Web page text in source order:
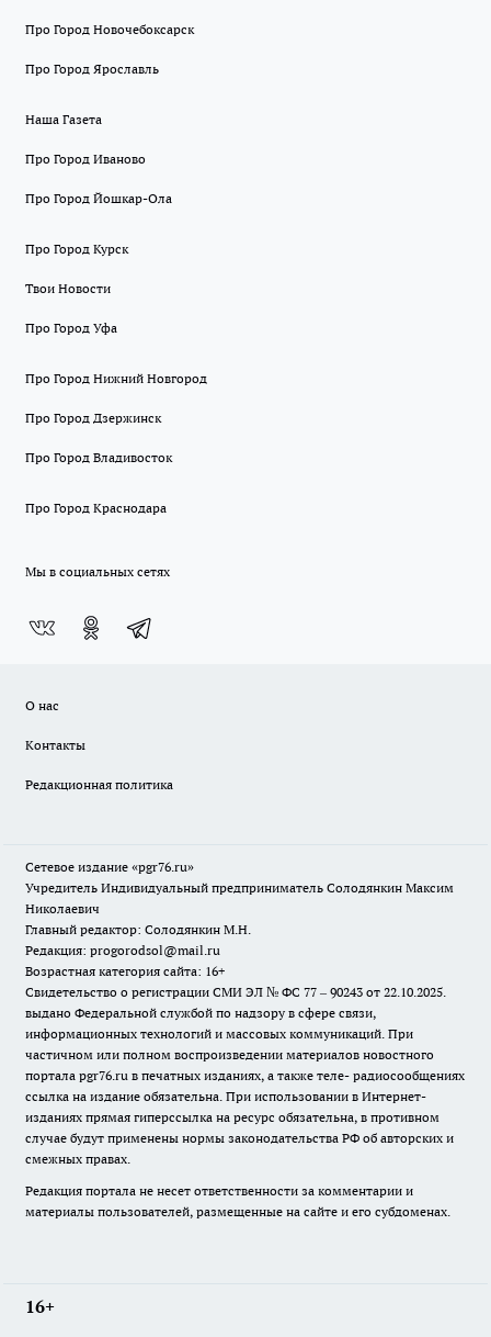
Про Город Новочебоксарск
Про Город Ярославль
Наша Газета
Про Город Иваново
Про Город Йошкар-Ола
Про Город Курск
Твои Новости
Про Город Уфа
Про Город Нижний Новгород
Про Город Дзержинск
Про Город Владивосток
Про Город Краснодара
Мы в социальных сетях
О нас
Контакты
Редакционная политика
Сетевое издание «pgr76.ru»
Учредитель Индивидуальный предприниматель Солодянкин Максим
Николаевич
Главный редактор: Солодянкин М.Н.
Редакция: progorodsol@mail.ru
Возрастная категория сайта: 16+
Свидетельство о регистрации СМИ ЭЛ № ФС 77 – 90243 от 22.10.2025.
выдано Федеральной службой по надзору в сфере связи,
информационных технологий и массовых коммуникаций. При
частичном или полном воспроизведении материалов новостного
портала pgr76.ru в печатных изданиях, а также теле- радиосообщениях
ссылка на издание обязательна. При использовании в Интернет-
изданиях прямая гиперссылка на ресурс обязательна, в противном
случае будут применены нормы законодательства РФ об авторских и
смежных правах.
Редакция портала не несет ответственности за комментарии и
материалы пользователей, размещенные на сайте и его субдоменах.
16+